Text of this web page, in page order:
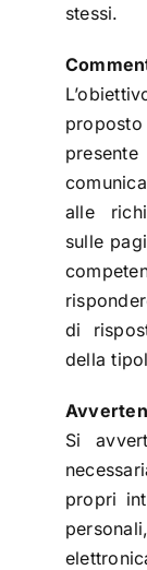
stessi.
alle
sulle
di
della
Si
propri